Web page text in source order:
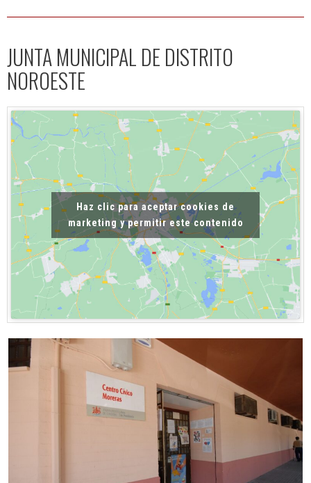
JUNTA MUNICIPAL DE DISTRITO
NOROESTE
Haz clic para aceptar cookies de
marketing y permitir este contenido